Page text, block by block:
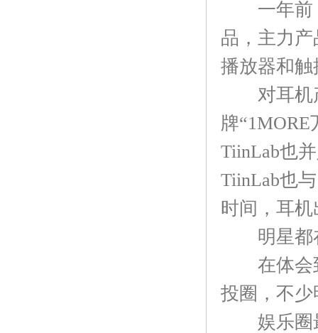
一年前，
品，主力
播放器和
对耳机产
牌
TiinLab也
TiinLab也
时间，耳机
明星都
在体会到
投圈，不
娱乐圈最